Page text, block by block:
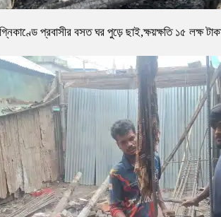
প্রবাসীর বসত ঘর পুড়ে ছাই,ক্ষয়ক্ষতি ১৫ লক্ষ